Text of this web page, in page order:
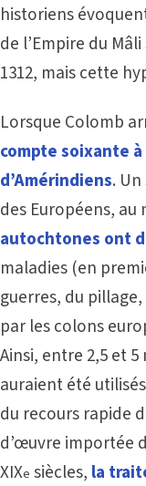
historiens
de l’Empire du
1312, mais cette
Lorsque Colomb
compte soixante
d’Amérindiens.
des Européens, au
autochtones ont
maladies (en
guerres, du
par les colons
Ainsi, entre 2,5 et 5
auraient été
du recours rapide
d’œuvre importée
XIXe siècles, la